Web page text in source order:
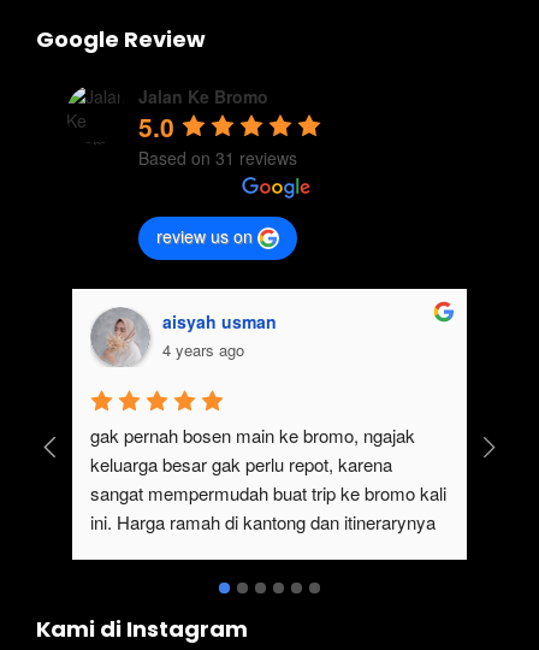
Google Review
Jalan Ke Bromo
5.0
Based on 31 reviews
review us on
aisyah usman
4 years ago
gak pernah bosen main ke bromo, ngajak
keluarga besar gak perlu repot, karena
sangat mempermudah buat trip ke bromo kali
ini. Harga ramah di kantong dan itinerarynya
Kami di Instagram